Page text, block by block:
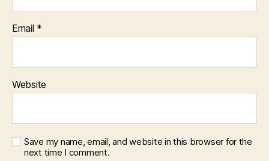
Email *
Website
Save my name, email, and website in this browser for the
next time I comment.